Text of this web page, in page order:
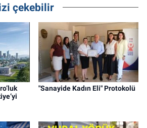
çekebilir
"Sanayide Kadın Eli" Protokolü